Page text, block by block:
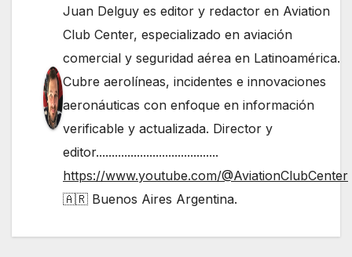
Juan Delguy es editor y redactor en Aviation
Club Center, especializado en aviación
comercial y seguridad aérea en Latinoamérica.
Cubre aerolíneas, incidentes e innovaciones
aeronáuticas con enfoque en información
verificable y actualizada. Director y
editor.......................................
https://www.youtube.com/@AviationClubCenter
🇦🇷 Buenos Aires Argentina.